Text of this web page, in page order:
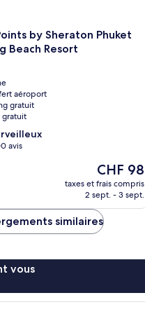
by Sheraton Phuket
Beach Resort
aéroport
gratuit
gratuit
avis
Le
nouveau
prix
de
CHF 98
CHF 98
taxes et frais compris
2 sept. - 3 sept.
similaires
vous